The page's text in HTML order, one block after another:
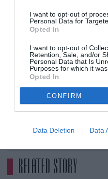
I want to opt-out of
Personal Data for
Opted In
I want to opt-out of
Retention, Sale, and/or
Personal Data that Is
Purposes for which it was
Opted In
CONFIRM
Data Deletion Data
Getty Images
ADVERTISEMENT -
RELATED STORY